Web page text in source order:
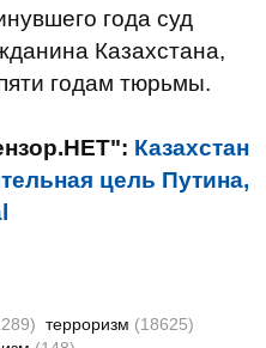
года суд
Казахстана,
годам тюрьмы.
Казахстан
цель Путина,
терроризм (18625)